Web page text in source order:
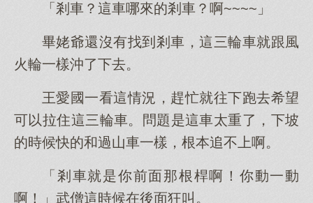
「剎車？這車哪來的剎車？啊~~~~」
畢姥爺還沒有找到剎車，這三輪車就跟風
火輪一樣沖了下去。
王愛國一看這情況，趕忙就往下跑去希望
可以拉住這三輪車。問題是這車太重了，下坡
的時候快的和過山車一樣，根本追不上啊。
「剎車就是你前面那根桿啊！你動一動
啊！」武僧這時候在後面狂叫。